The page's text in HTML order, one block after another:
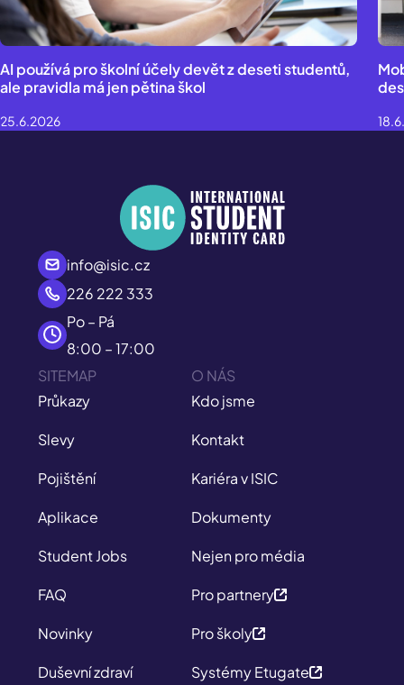
AI používá pro školní účely devět z deseti studentů,
ale pravidla má jen pětina škol
25.6.2026
info@isic.cz
226 222 333
Po – Pá
8:00 – 17:00
SITEMAP
Průkazy
Slevy
Pojištění
Aplikace
Student Jobs
FAQ
Novinky
Duševní zdraví
O NÁS
Kdo jsme
Kontakt
Kariéra v ISIC
Dokumenty
Nejen pro média
Pro partnery
Pro školy
Systémy Etugate